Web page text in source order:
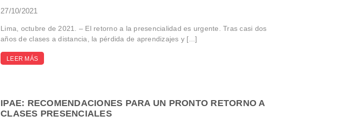
27/10/2021
Lima, octubre de 2021. – El retorno a la presencialidad es urgente. Tras casi dos
años de clases a distancia, la pérdida de aprendizajes y [...]
LEER MÁS
IPAE: RECOMENDACIONES PARA UN PRONTO RETORNO A
CLASES PRESENCIALES